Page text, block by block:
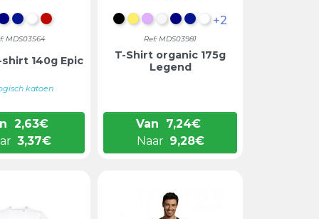
ZWART
DONKERBLAUW
KONINGSBLAUW
WITROOD
MDS03564
140g Epic
katoen
2,63€
3,37€
DIEP ZWART
LICHTGEEL
LILAGEBROKEN WIT
DONKERBLAUW
KONINGSBLAUW
WIT
+2
Ref: MDS03981
T-Shirt organic 175g
Legend
Van 7,24€
Naar 9,28€